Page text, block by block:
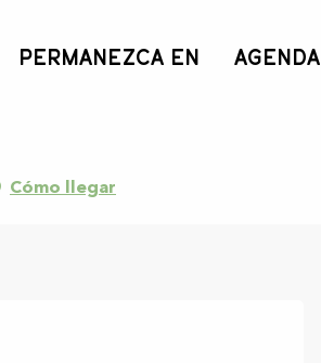
PERMANEZCA EN AGENDA
Cómo llegar